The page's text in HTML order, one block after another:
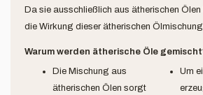
Da sie ausschließlich aus ätherischen Ölen
die Wirkung dieser ätherischen
Warum werden ätherische Öle
Die Mischung aus
ätherischen Ölen sorgt
Um